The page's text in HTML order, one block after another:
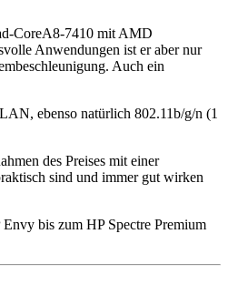
CoreA8-7410 mit AMD
Anwendungen ist er aber nur
Auch ein
ebenso natürlich 802.11b/g/n (1
des Preises mit einer
sind und immer gut wirken
bis zum HP Spectre Premium